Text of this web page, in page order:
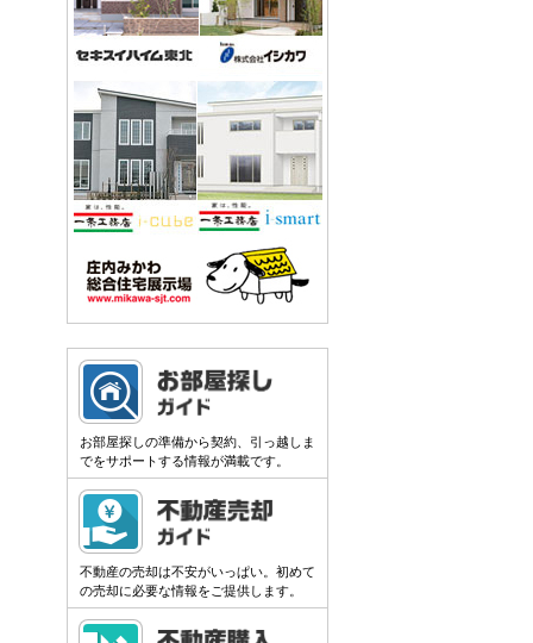
お部屋探しの準備から契約、引っ越しま
でをサポートする情報が満載です。
不動産の売却は不安がいっぱい。初めて
の売却に必要な情報をご提供します。